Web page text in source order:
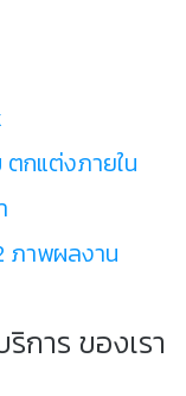
ตกแต่งภายใน
ภาพผลงาน
การ ของเรา